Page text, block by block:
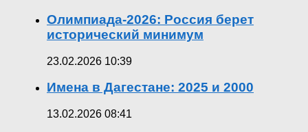
Олимпиада-2026: Россия берет
исторический минимум
23.02.2026 10:39
Имена в Дагестане: 2025 и 2000
13.02.2026 08:41